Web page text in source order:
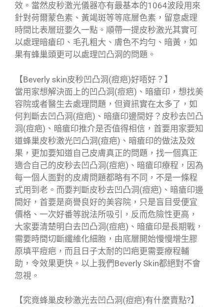
效。當然皮秒激光儀器亦有最基本的1064波段用來
針對荷爾蒙色素、黃竭斑等等底層色素，留意處理
時間比表層班要久一點。順帶一提皮秒激光其實可
以處理暗瘡印、毛孔粗大、膚色不均勻、暗黃，如
果有蜂巢頭更可以處理凹凸洞的問題。
【Beverly skin皮秒凹凸洞(痘疤)好唔好？】
當用家想解決面上的凹凸洞(痘疤)、暗瘡印，想找美
容院或者醫生去處理問題，但資訊實在太多了，如
何判斷去凹凸洞(痘疤)、暗瘡印邊間好？皮秒去凹凸
洞(痘疤)、暗瘡印推介是否值得相信，首要用家要知
道蜂巢皮秒激光凹凸洞(痘疤)、暗瘡印的做法及效
果，更加要知道自己皮膚真正的問題，找一個真正
適合自己的皮秒去凹凸洞(痘疤)、暗瘡印療程，因為
每一個人面對的皮膚問題都略有不同，不是一條程
式用到老。而要判斷皮秒去凹凸洞(痘疤)、暗瘡印邊
間好，首要是商譽良好的美容院，只是盲目受便宜
價格、一次好番等說法所吸引，反而危險性更高，
大家要清楚明白去凹凸洞(痘疤)、暗瘡印是長期戰，
需要時間切斷纖維化細胞，由底層開始慢慢增生膠
原填平痘疤，而且日子太耐的凹疤更需要療程輔
助，令效果更快。以上我們Beverly Skin都絕對不會
忽視。
【究竟蜂巢皮秒激光去凹凸洞(痘疤)有什麼賣點?】